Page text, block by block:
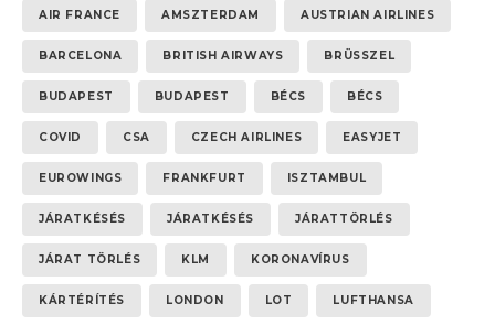
AIR FRANCE AMSZTERDAM AUSTRIAN AIRLINES
BARCELONA BRITISH AIRWAYS BRÜSSZEL
BUDAPEST BUDAPEST BÉCS BÉCS
COVID CSA CZECH AIRLINES EASYJET
EUROWINGS FRANKFURT ISZTAMBUL
JÁRATKÉSÉS JÁRATKÉSÉS JÁRATTÖRLÉS
JÁRAT TÖRLÉS KLM KORONAVÍRUS
KÁRTÉRÍTÉS LONDON LOT LUFTHANSA